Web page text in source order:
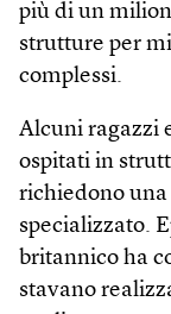
più di un
strutture per
complessi.
Alcuni ragazzi
ospitati in
richiedono una
specializzato.
britannico ha
stavano